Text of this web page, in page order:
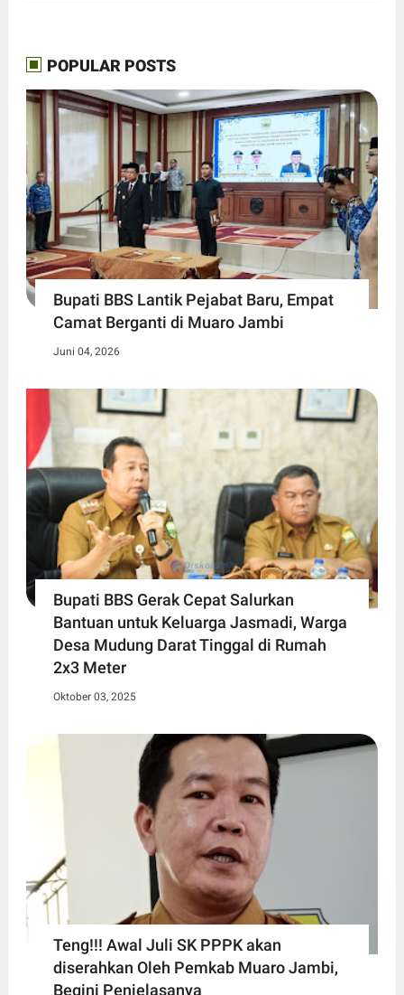
POPULAR POSTS
Bupati BBS Lantik Pejabat Baru, Empat
Camat Berganti di Muaro Jambi
Juni 04, 2026
Bupati BBS Gerak Cepat Salurkan
Bantuan untuk Keluarga Jasmadi, Warga
Desa Mudung Darat Tinggal di Rumah
2x3 Meter
Oktober 03, 2025
Teng!!! Awal Juli SK PPPK akan
diserahkan Oleh Pemkab Muaro Jambi,
Begini Penjelasanya